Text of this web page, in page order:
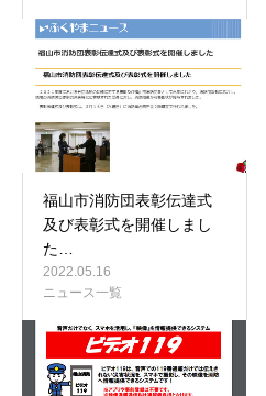
福山市消防団表彰伝達式
及び表彰式を開催しまし
た…
2022.05.16
ニュース一覧